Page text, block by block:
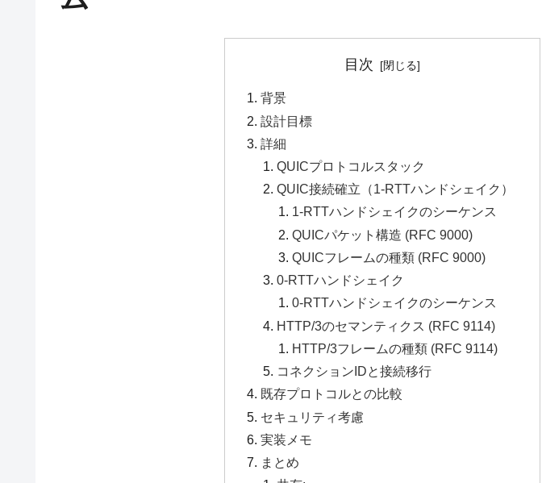
目次
背景
設計目標
詳細
QUICプロトコルスタック
QUIC接続確立（1-RTTハンドシェイク）
1-RTTハンドシェイクのシーケンス
QUICパケット構造 (RFC 9000)
QUICフレームの種類 (RFC 9000)
0-RTTハンドシェイク
0-RTTハンドシェイクのシーケンス
HTTP/3のセマンティクス (RFC 9114)
HTTP/3フレームの種類 (RFC 9114)
コネクションIDと接続移行
既存プロトコルとの比較
セキュリティ考慮
実装メモ
まとめ